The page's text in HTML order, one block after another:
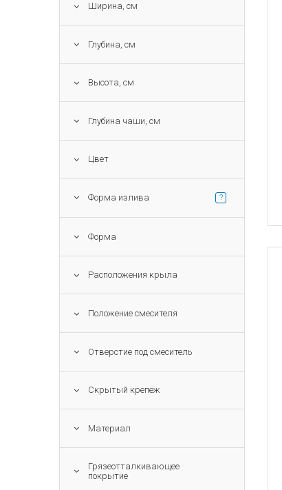
Ширина, см
Глубина, см
Высота, см
Глубина чаши, см
Цвет
Форма излива ?
Форма
Расположения крыла
Положение смесителя
Отверстие под смеситель
Скрытый крепёж
Материал
Грязеотталкивающее
покрытие